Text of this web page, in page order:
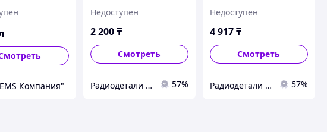
Компания"
Недоступен
2 200 ₸
Смотреть
Радиодетали и робототехника в Казахстане "RadioMart" 57%
Недоступен
4 917₸
Смотреть
Радиодетали и робототехника в Казахстане "RadioMart" 57%